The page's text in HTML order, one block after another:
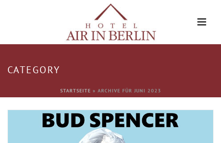
CATEGORY
STARTSEITE » ARCHIVE FÜR JUNI 2023